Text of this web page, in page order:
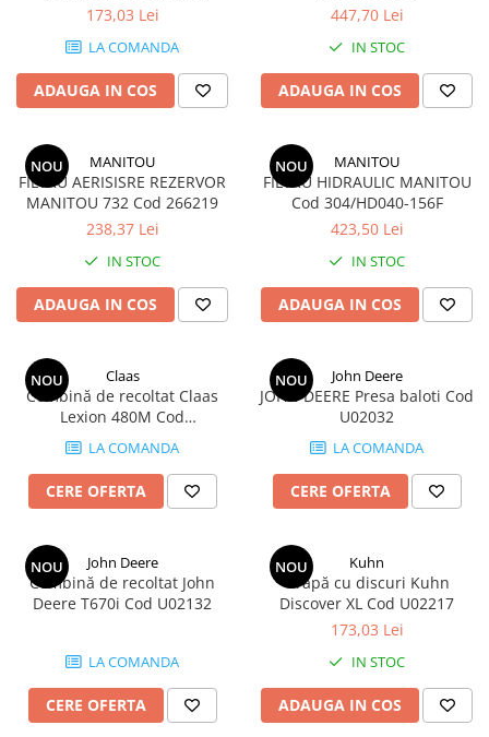
173,03 Lei
LA COMANDA
ADAUGA IN COS
447,70 Lei
IN STOC
ADAUGA IN COS
NOU MANITOU
FILTRU AERISISRE REZERVOR
MANITOU 732 Cod 266219
238,37 Lei
IN STOC
ADAUGA IN COS
NOU MANITOU
FILTRU HIDRAULIC MANITOU
Cod 304/HD040-156F
423,50 Lei
IN STOC
ADAUGA IN COS
NOU Claas
Combină de recoltat Claas
Lexion 480M Cod
JCOMBU02120
LA COMANDA
CERE OFERTA
NOU John Deere
JOHN DEERE Presa baloti Cod
U02032
LA COMANDA
CERE OFERTA
NOU John Deere
Combină de recoltat John
Deere T670i Cod U02132
LA COMANDA
CERE OFERTA
NOU Kuhn
Grapă cu discuri Kuhn
Discover XL Cod U02217
173,03 Lei
IN STOC
ADAUGA IN COS